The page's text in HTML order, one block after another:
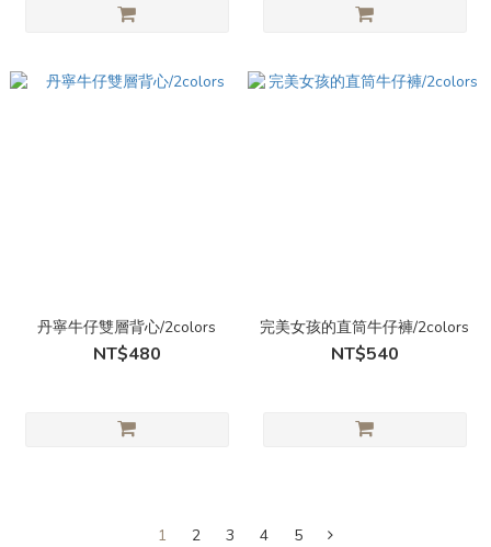
丹寧牛仔雙層背心/2colors
NT$480
完美女孩的直筒牛仔褲/2colors
NT$540
1 2 3 4 5